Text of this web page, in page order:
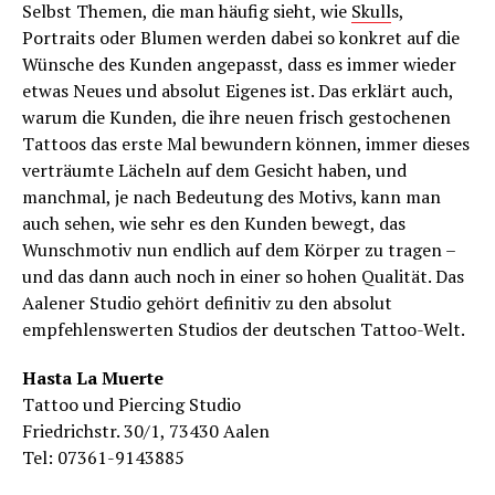
Selbst Themen, die man häufig sieht, wie Skulls,
Portraits oder Blumen werden dabei so konkret auf die
Wünsche des Kunden angepasst, dass es immer wieder
etwas Neues und absolut Eigenes ist. Das erklärt auch,
warum die Kunden, die ihre neuen frisch gestochenen
Tattoos das erste Mal bewundern können, immer dieses
verträumte Lächeln auf dem Gesicht haben, und
manchmal, je nach Bedeutung des Motivs, kann man
auch sehen, wie sehr es den Kunden bewegt, das
Wunschmotiv nun endlich auf dem Körper zu tragen –
und das dann auch noch in einer so hohen Qualität. Das
Aalener Studio gehört definitiv zu den absolut
empfehlenswerten Studios der deutschen Tattoo-Welt.
Hasta La Muerte
Tattoo und Piercing Studio
Friedrichstr. 30/1, 73430 Aalen
Tel: 07361-9143885